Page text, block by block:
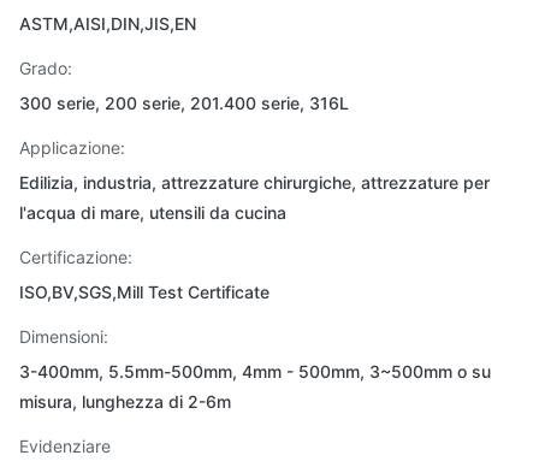
ASTM,AISI,DIN,JIS,EN
Grado:
300 serie, 200 serie, 201.400 serie, 316L
Applicazione:
Edilizia, industria, attrezzature chirurgiche, attrezzature per
l'acqua di mare, utensili da cucina
Certificazione:
ISO,BV,SGS,Mill Test Certificate
Dimensioni:
3-400mm, 5.5mm-500mm, 4mm - 500mm, 3~500mm o su
misura, lunghezza di 2-6m
Evidenziare